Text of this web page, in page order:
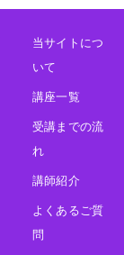
当サイトにつ
いて
講座一覧
受講までの流
れ
講師紹介
よくあるご質
問